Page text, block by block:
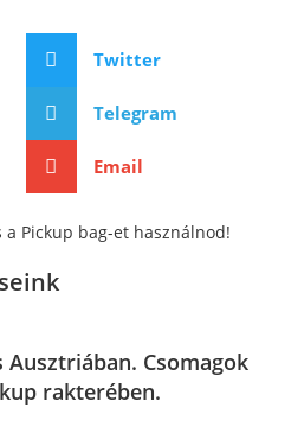
Twitter
Telegram
Email
Pickup bag-et használnod!
Csomagok
rakterében.